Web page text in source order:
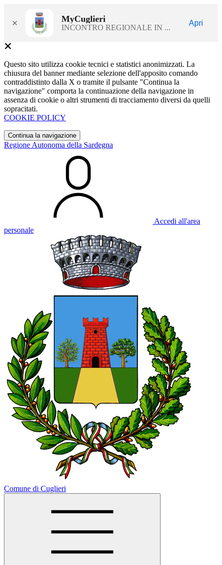
× MyCuglieri
INCONTRO REGIONALE IN ...
Apri
Questo sito utilizza cookie tecnici e statistici anonimizzati. La
chiusura del banner mediante selezione dell'apposito comando
contraddistinto dalla X o tramite il pulsante "Continua la
navigazione" comporta la continuazione della navigazione in
assenza di cookie o altri strumenti di tracciamento diversi da quelli
sopracitati.
COOKIE POLICY
Continua la navigazione
Regione Autonoma della Sardegna
Accedi all'area
personale
Comune di Cuglieri